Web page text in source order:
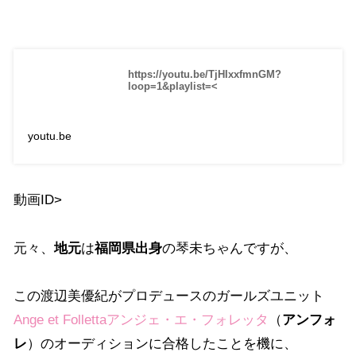
https://youtu.be/TjHIxxfmnGM?
loop=1&playlist=<
youtu.be
動画ID>
元々、 地元は福岡県出身の琴未ちゃんですが、
この渡辺美優紀がプロデュースのガールズユニット
Ange et Follettaアンジェ・エ・フォレッタ
（アンフォ
レ）のオーディションに合格したことを機に、